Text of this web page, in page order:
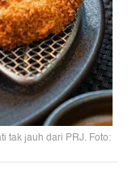
tak jauh dari PRJ. Foto: